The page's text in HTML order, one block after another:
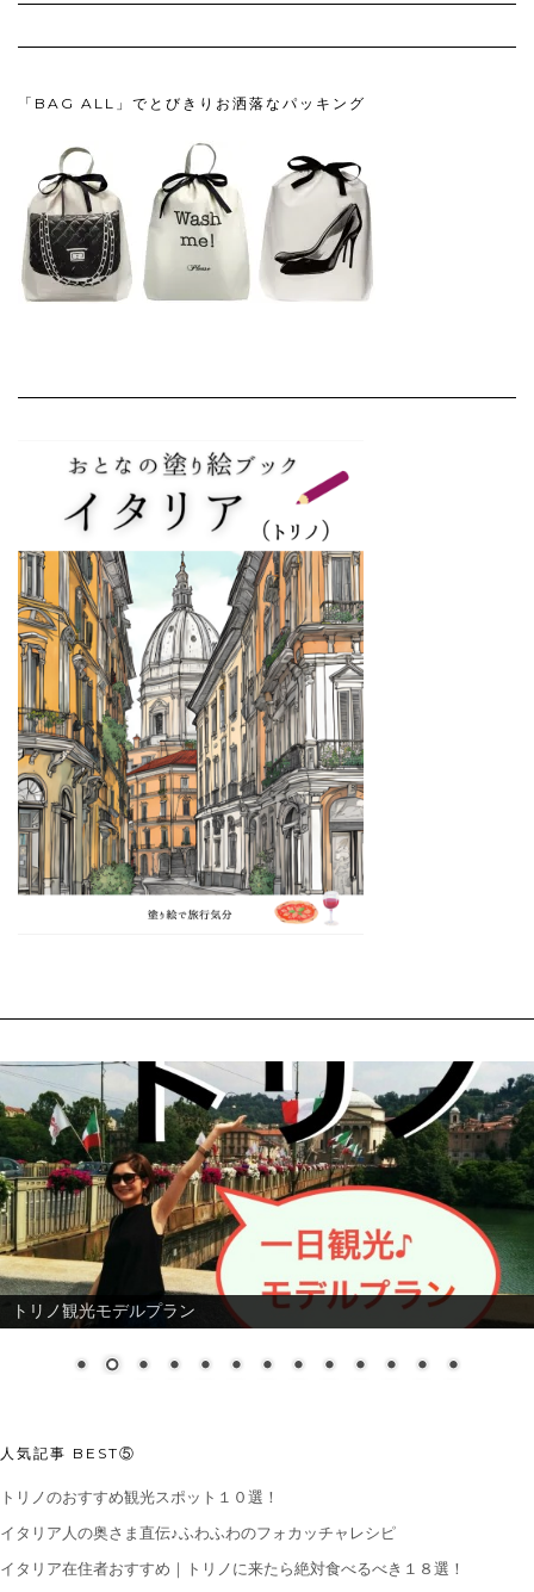
「BAG ALL」でとびきりお洒落なパッキング
トリノ観光モデルプラン
人気記事 BEST⑤
トリノのおすすめ観光スポット１０選！
イタリア人の奥さま直伝♪ふわふわのフォカッチャレシピ
イタリア在住者おすすめ｜トリノに来たら絶対食べるべき１８選！